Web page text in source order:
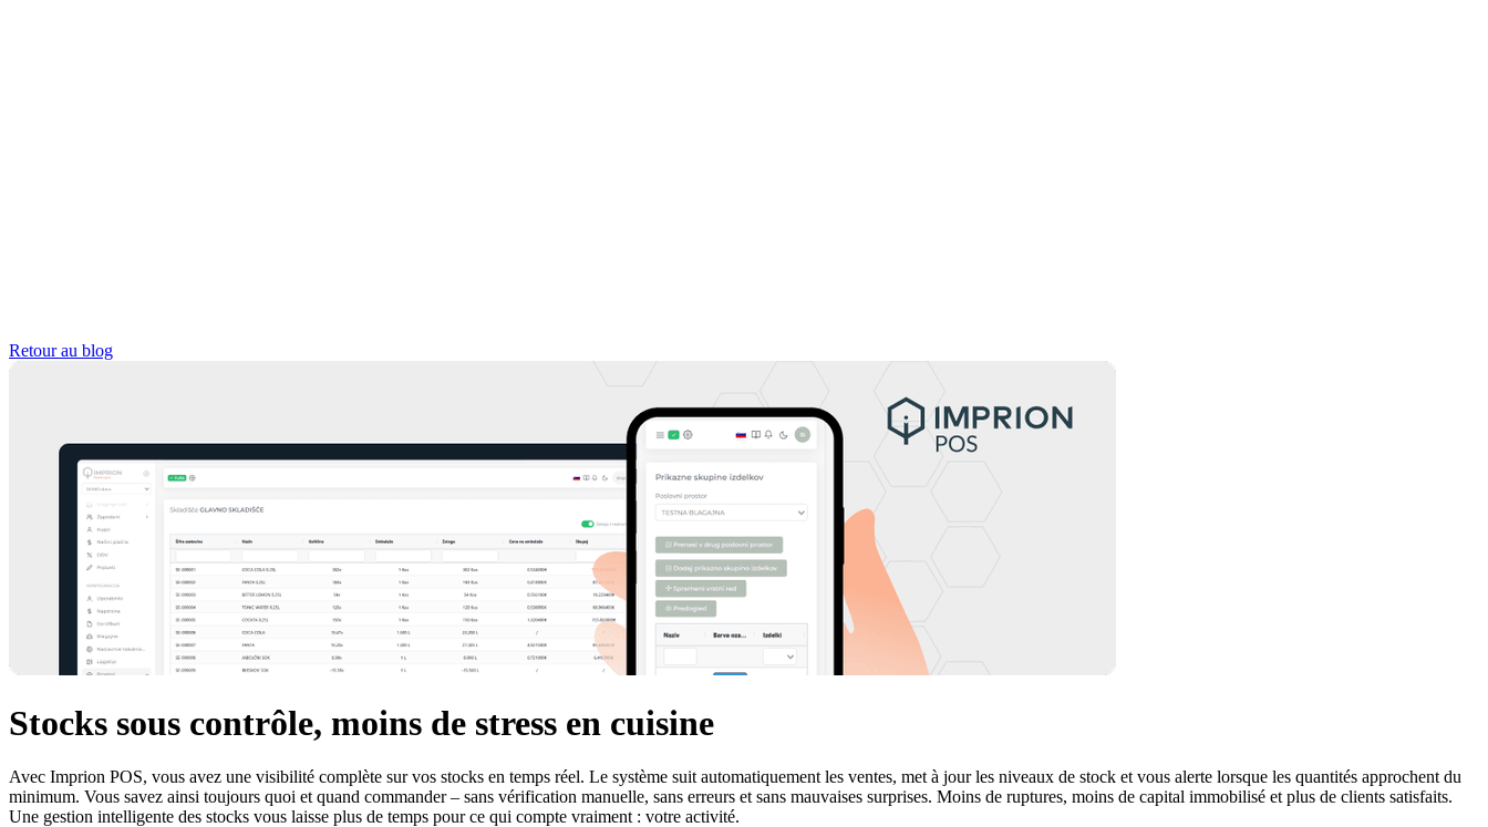
Retour au blog
Stocks sous contrôle, moins de stress en cuisine
Avec Imprion POS, vous avez une visibilité complète sur vos stocks en temps réel. Le système suit automatiquement les ventes, met à jour les niveaux de stock et vous alerte lorsque les quantités approchent du
minimum. Vous savez ainsi toujours quoi et quand commander – sans vérification manuelle, sans erreurs et sans mauvaises surprises. Moins de ruptures, moins de capital immobilisé et plus de clients satisfaits.
Une gestion intelligente des stocks vous laisse plus de temps pour ce qui compte vraiment : votre activité.